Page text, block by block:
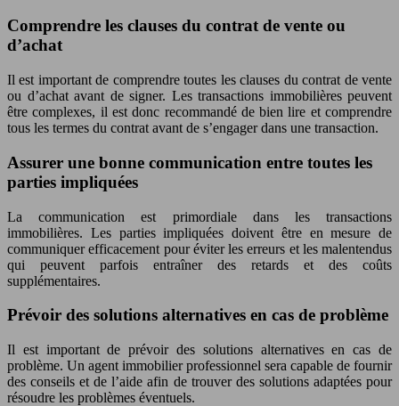
Comprendre les clauses du contrat de vente ou
d’achat
Il est important de comprendre toutes les clauses du contrat de vente
ou d’achat avant de signer. Les transactions immobilières peuvent
être complexes, il est donc recommandé de bien lire et comprendre
tous les termes du contrat avant de s’engager dans une transaction.
Assurer une bonne communication entre toutes les
parties impliquées
La communication est primordiale dans les transactions
immobilières. Les parties impliquées doivent être en mesure de
communiquer efficacement pour éviter les erreurs et les malentendus
qui peuvent parfois entraîner des retards et des coûts
supplémentaires.
Prévoir des solutions alternatives en cas de problème
Il est important de prévoir des solutions alternatives en cas de
problème. Un agent immobilier professionnel sera capable de fournir
des conseils et de l’aide afin de trouver des solutions adaptées pour
résoudre les problèmes éventuels.